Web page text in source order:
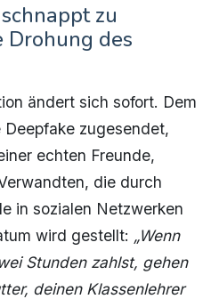
zu
Drohung des
ändert sich sofort. Dem
zugesendet,
echten Freunde,
die durch
in sozialen Netzwerken
wird gestellt: „Wenn
Stunden zahlst, gehen
deinen Klassenlehrer